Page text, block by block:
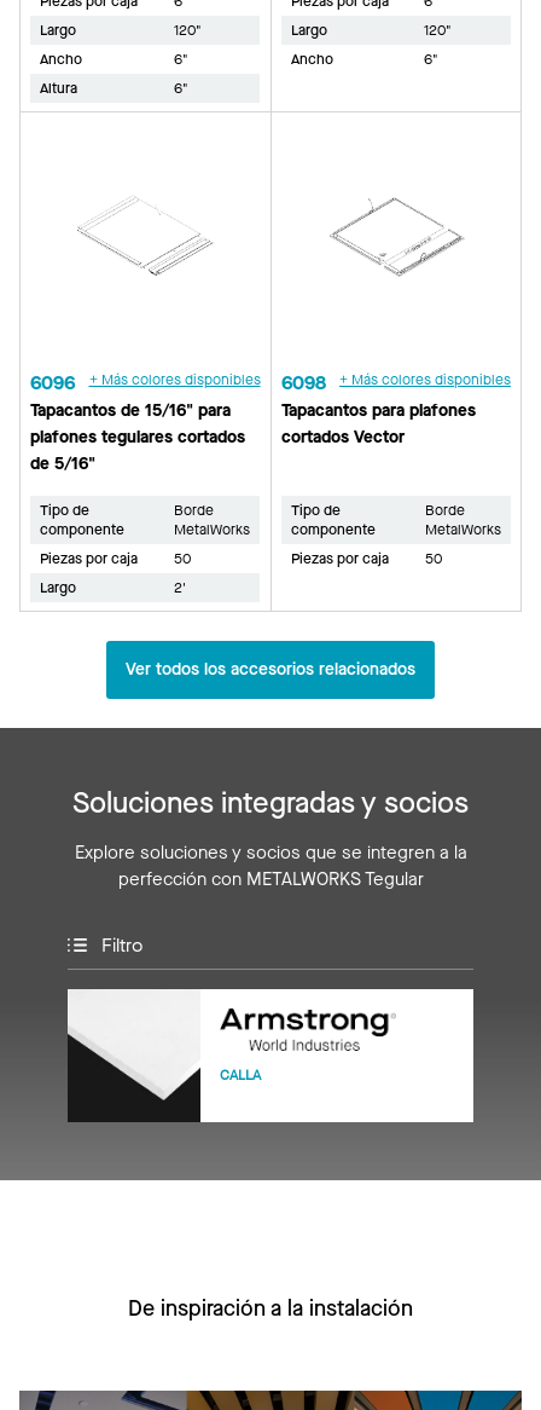
Largo
120"
Ancho
6"
Altura
6"
Largo
120"
Ancho
6"
6096 + Más colores disponibles
Tapacantos de 15/16" para
plafones tegulares cortados
de 5/16"
Tipo de
componente
Borde
MetalWorks
Piezas por caja
50
Largo
2'
6098 + Más colores disponibles
Tapacantos para plafones
cortados Vector
Tipo de
componente
Borde
MetalWorks
Piezas por caja
50
Ver todos los accesorios relacionados
Soluciones integradas y socios
Explore soluciones y socios que se integren a la
perfección con METALWORKS Tegular
Filtro
CALLA
De inspiración a la instalación